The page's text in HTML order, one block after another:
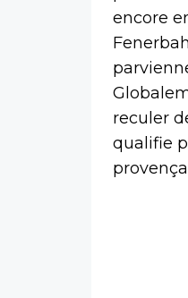
encore
reculer
qualifie